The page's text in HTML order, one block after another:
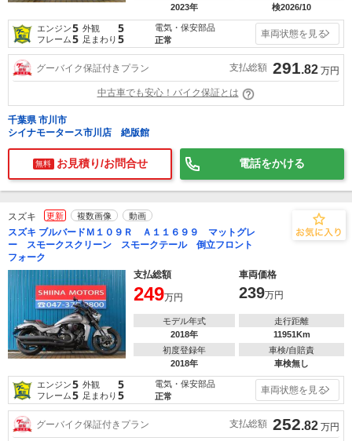
2023年
検2026/10
エンジン5 外観 5
フレーム5 足まわり 5
電気・保安部品
正常
車両状態を見る
グーバイク保証付きプラン 支払総額 291.82 万円
中古車でも安心！バイク保証とは
千葉県 市川市
シイナモータース市川店 絶版館
無料 お見積り/お問合せ 電話をかける
スズキ 更新 複数画像 動画
スズキ ブルバードＭ１０９Ｒ Ａ１１６９９ マットグレ
ー スモークスクリーン スモークテール 倒立フロント
フォーク
支払総額
車両価格
249万円 239万円
モデル年式
2018年
走行距離
11951Km
初度登録年
2018年
車検/自賠責
車検無し
エンジン5 外観 5
フレーム5 足まわり 5
電気・保安部品
正常
車両状態を見る
グーバイク保証付きプラン 支払総額 252.82 万円